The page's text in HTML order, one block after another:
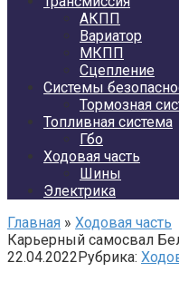
АКПП
Вариатор
МКПП
Сцепление
Системы
Тормозная
Топливная система
Гбо
Ходовая часть
Шины
Электрика
Главная » Ходовая часть
Карьерный самосвал
22.04.2022Рубрика: